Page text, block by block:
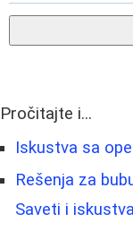
Pročitajte i...
Iskustva sa
Rešenja za
Saveti i iskustva